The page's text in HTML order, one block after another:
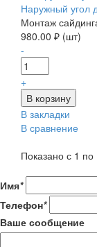
Наружный угол
Монтаж
980.00 ₽ (шт)
-
+
В закладки
В сравнение
Показано с 1 по
Имя*
Телефон*
Ваше сообщение